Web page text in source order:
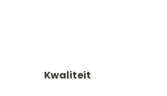
Kwaliteit